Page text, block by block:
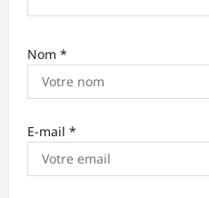
Nom *
E-mail *